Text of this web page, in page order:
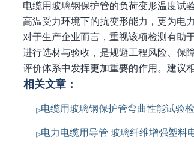
电缆用玻璃钢保护管的负荷变形温度试
高温受力环境下的抗变形能力，更为电
对于生产企业而言，重视该项检测有助
进行选材与验收，是规避工程风险、保
评价体系中发挥更加重要的作用。建议
相关文章：
电缆用玻璃钢保护管弯曲性能试验
电力电缆用导管 玻璃纤维增强塑料